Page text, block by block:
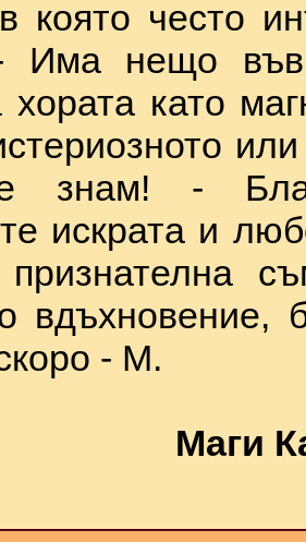
която често
Има нещо във
хората като
знам! -
искрата и
признателна
вдъхновение,
- М.
Маги